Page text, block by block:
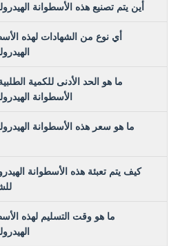
أين يتم تصنيع هذه الأسطوانة الهيدروليكية؟
أي نوع من الشهادات لهذه الأسطوانة
الهيدروليكية؟
ما هو الحد الأدنى للكمية الطلبية لهذه
الأسطوانة الهيدروليكية؟
ما هو سعر هذه الأسطوانة الهيدروليكية؟
كيف يتم تعبئة هذه الأسطوانة الهيدروليكية
للشحن؟
ما هو وقت التسليم لهذه الأسطوانة
الهيدروليكية؟